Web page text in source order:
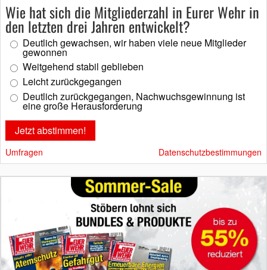
Wie hat sich die Mitgliederzahl in Eurer Wehr in
den letzten drei Jahren entwickelt?
Deutlich gewachsen, wir haben viele neue Mitglieder
gewonnen
Weitgehend stabil geblieben
Leicht zurückgegangen
Deutlich zurückgegangen, Nachwuchsgewinnung ist
eine große Herausforderung
Umfragen Datenschutzbestimmungen